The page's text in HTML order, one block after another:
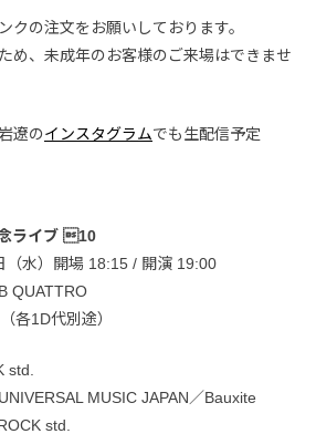
の注文をお願いしております。
め、未成年のお客様のご来場はできませ
遼のインスタグラムでも生配信予定
ライブ 10
（水）開場 18:15 / 開演 19:00
QUATTRO
各1D代別途）
std.
MUSIC JAPAN／Bauxite
std.